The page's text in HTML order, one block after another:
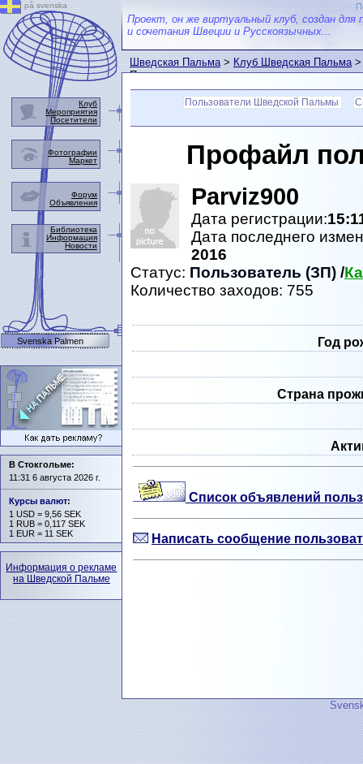
Проект, он же виртуальный клуб, создан для
и сочетания Швеции и Русскоязычных...
Шведская Пальма>Клуб Шведская Пальма>
Пальмы
Пользователи Шведской Пальмы
Профайл
Parviz900
Дата регистрации:
Дата последнего
2016
Статус: Пользователь (ЗП) /
Количество заходов: 755
Год
Страна
Список объявлений
Написать сообщение
på svenska
Клуб
Мероприятия
Посетители
Фотографии
Маркет
Форум
Объявления
Библиотека
Информация
Новости
Svenska Palmen
В Стокгольме:
11:31 6 августа 2026 г.
Курсы валют:
1 USD = 9,56 SEK
1 RUB = 0,117 SEK
1 EUR = 11 SEK
Информация о рекламе
на Шведской Пальме